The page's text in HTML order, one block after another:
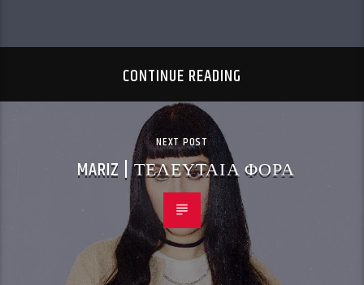
CONTINUE READING
NEXT POST
MARIZ | ΤΕΛΕΥΤΑΙΑ ΦΟΡΑ